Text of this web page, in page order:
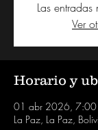
Las
Ver
Horario y
01 abr 2026, 7:00
La Paz, La Paz,